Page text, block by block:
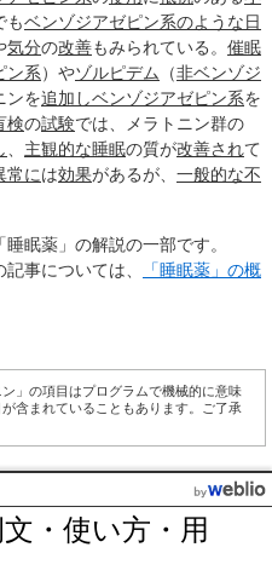
もベンゾジアゼピン系のような日
気分の改善もみられている。 催眠
ン系）やゾルピデム （非ベンゾジ
ンを追加しベンゾジアゼピン系を
検の試験では、メラトニン群の
主観的な睡眠の質が改善されて
常には効果があるが、 一般的な不
眠薬」の解説の一部です。
事については、
「睡眠薬」の概
」の項目はプログラムで機械的に意味
含まれていることもあります。ご了承
・使い方・用